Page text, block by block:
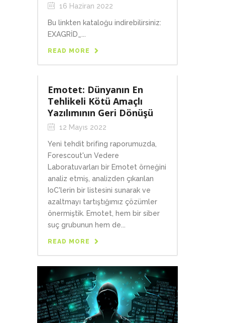
16 Haziran 2022
Bu linkten kataloğu indirebilirsiniz:
EXAGRİD_...
READ MORE
Emotet: Dünyanın En
Tehlikeli Kötü Amaçlı
Yazılımının Geri Dönüşü
12 Mayıs 2022
Yeni tehdit brifing raporumuzda,
Forescout'un Vedere
Laboratuvarları bir Emotet örneğini
analiz etmiş, analizden çıkarılan
IoC'lerin bir listesini sunarak ve
azaltmayı tartıştığımız çözümler
önermiştik. Emotet, hem bir siber
suç grubunun hem de...
READ MORE